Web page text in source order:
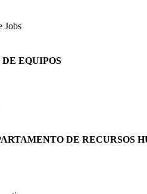
Jobs
EQUIPOS
DE RECURSOS